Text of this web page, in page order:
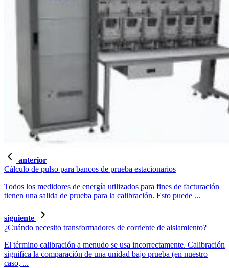
anterior
Cálculo de pulso para bancos de prueba estacionarios
Todos los medidores de energía utilizados para fines de facturación
tienen una salida de prueba para la calibración. Esto puede ...
siguiente
¿Cuándo necesito transformadores de corriente de aislamiento?
El término calibración a menudo se usa incorrectamente. Calibración
significa la comparación de una unidad bajo prueba (en nuestro
caso, ...